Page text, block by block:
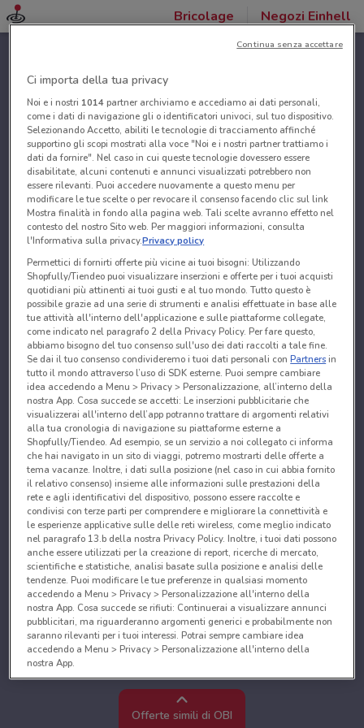
Bricolage Negozi Einhell
Offerte simili di OBI
Ci importa della tua privacy
Noi e i nostri 1014partner archiviamo e accediamo ai dati personali,
come i dati di navigazione gli o identificatori univoci, sul tuo dispositivo.
Selezionando Accetto, abiliti le tecnologie di tracciamento affinché
supportino gli scopi mostrati alla voce "Noi e i nostri partner trattiamo i
dati da fornire". Nel caso in cui queste tecnologie dovessero essere
disabilitate, alcuni contenuti e annunci visualizzati potrebbero non
essere rilevanti. Puoi accedere nuovamente a questo menu per
modificare le tue scelte o per revocare il consenso facendo clic sul link
Mostra finalità in fondo alla pagina web. Tali scelte avranno effetto nel
contesto del nostro Sito web. Per maggiori informazioni, consulta
l'Informativa sulla privacy.Privacy policy
Permettici di fornirti offerte più vicine ai tuoi bisogni: Utilizzando
Shopfully/Tiendeo puoi visualizzare inserzioni e offerte per i tuoi acquisti
quotidiani più attinenti ai tuoi gusti e al tuo mondo. Tutto questo è
possibile grazie ad una serie di strumenti e analisi effettuate in base alle
tue attività all'interno dell'applicazione e sulle piattaforme collegate,
come indicato nel paragrafo 2 della Privacy Policy. Per fare questo,
abbiamo bisogno del tuo consenso sull'uso dei dati raccolti a tale fine.
Se dai il tuo consenso condivideremo i tuoi dati personali conPartnersin
tutto il mondo attraverso l’uso di SDK esterne. Puoi sempre cambiare
idea accedendo a Menu > Privacy > Personalizzazione, all’interno della
nostra App. Cosa succede se accetti: Le inserzioni pubblicitarie che
visualizzerai all'interno dell’app potranno trattare di argomenti relativi
alla tua cronologia di navigazione su piattaforme esterne a
Shopfully/Tiendeo. Ad esempio, se un servizio a noi collegato ci informa
che hai navigato in un sito di viaggi, potremo mostrarti delle offerte a
tema vacanze. Inoltre, i dati sulla posizione (nel caso in cui abbia fornito
il relativo consenso) insieme alle informazioni sulle prestazioni della
rete e agli identificativi del dispositivo, possono essere raccolte e
condivisi con terze parti per comprendere e migliorare la connettività e
le esperienze applicative sulle delle reti wireless, come meglio indicato
nel paragrafo 13.b della nostra Privacy Policy. Inoltre, i tuoi dati possono
anche essere utilizzati per la creazione di report, ricerche di mercato,
scientifiche e statistiche, analisi basate sulla posizione e analisi delle
tendenze. Puoi modificare le tue preferenze in qualsiasi momento
accedendo a Menu > Privacy > Personalizzazione all'interno della
nostra App. Cosa succede se rifiuti: Continuerai a visualizzare annunci
pubblicitari, ma riguarderanno argomenti generici e probabilmente non
saranno rilevanti per i tuoi interessi. Potrai sempre cambiare idea
accedendo a Menu > Privacy > Personalizzazione all'interno della
nostra App.
Noi e i nostri partner trattiamo i dati per fornire:
Utilizzare dati di geolocalizzazione precisi. Scansione attiva delle
caratteristiche del dispositivo ai fini dell’identificazione. Archiviare
Continua senza accettare